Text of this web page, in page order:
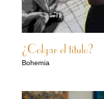
¿Colgar el título?
Bohemia